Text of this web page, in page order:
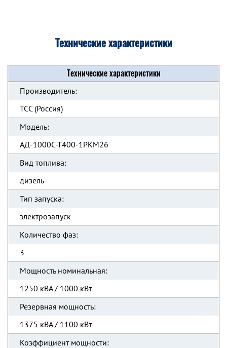
Технические характеристики
Технические характеристики
Производитель:
ТСС (Россия)
Модель:
АД-1000С-Т400-1РКМ26
Вид топлива:
дизель
Тип запуска:
электрозапуск
Количество фаз:
3
Мощность номинальная:
1250 кВА / 1000 кВт
Резервная мощность:
1375 кВА / 1100 кВт
Коэффициент мощности: